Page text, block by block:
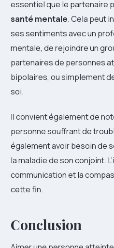
essentiel que le partenaire
santé mentale. Cela peut
ses sentiments avec un
mentale, de rejoindre un
partenaires de personnes
bipolaires, ou simplement
soi.
Il convient également de
personne souffrant de
également avoir besoin de
la maladie de son conjoint.
communication et la
cette fin.
Conclusion